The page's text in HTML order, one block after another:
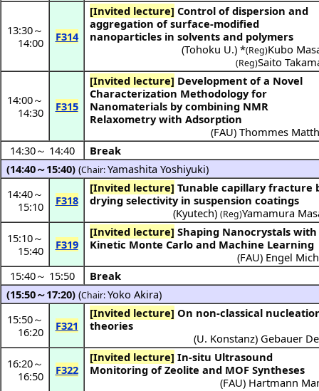
13:30～
14:00
F314
[Invited lecture] Control of dispersion and
aggregation of surface-modified
nanoparticles in solvents and polymers
(Tohoku U.) *(Reg)Kubo
(Reg)Saito
14:00～
14:30
F315
[Invited lecture]
Characterization Methodology for
Nanomaterials by combining NMR
Relaxometry with Adsorption
(FAU) Thommes
14:30～ 14:40
Break
(14:40～15:40) (Chair:Yamashita Yoshiyuki)
14:40～
15:10
F318
[Invited lecture] Tunable capillary fracture by
drying selectivity in suspension coatings
(Kyutech) (Reg)Yamamura
15:10～
15:40
F319
[Invited lecture] Shaping Nanocrystals with
Kinetic Monte Carlo and Machine Learning
(FAU) Engel
15:40～ 15:50
Break
(15:50～17:20) (Chair:Yoko Akira)
15:50～
16:20
F321
[Invited lecture] On non-classical nucleation
theories
(U. Konstanz) Gebauer
16:20～
16:50
F322
[Invited lecture] In-situ Ultrasound
Monitoring of Zeolite and MOF Syntheses
(FAU) Hartmann